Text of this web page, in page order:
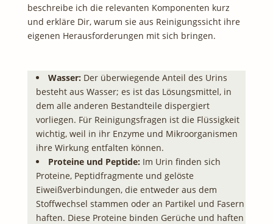
beschreibe ich die relevanten Komponenten kurz
und erkläre Dir, warum sie aus Reinigungssicht ihre
eigenen Herausforderungen mit sich bringen.
Wasser: Der überwiegende Anteil des Urins
besteht aus Wasser; es ist das Lösungsmittel, in
dem alle anderen Bestandteile dispergiert
vorliegen. Für Reinigungsfragen ist die Flüssigkeit
wichtig, weil in ihr Enzyme und Mikroorganismen
ihre Wirkung entfalten können.
Proteine und Peptide: Im Urin finden sich
Proteine, Peptidfragmente und gelöste
Eiweißverbindungen, die entweder aus dem
Stoffwechsel stammen oder an Partikel und Fasern
haften. Diese Proteine binden Gerüche und haften